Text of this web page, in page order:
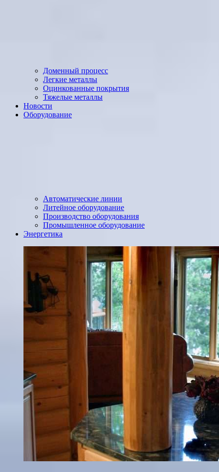
Доменный процесс
Легкие металлы
Оцинкованные покрытия
Тяжелые металлы
Новости
Оборудование
Автоматические линии
Литейное оборудование
Производство оборудования
Промышленное оборудование
Энергетика